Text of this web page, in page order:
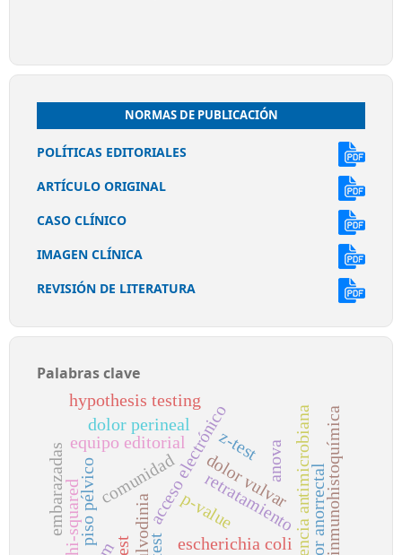
NORMAS DE PUBLICACIÓN
POLÍTICAS EDITORIALES
ARTÍCULO ORIGINAL
CASO CLÍNICO
IMAGEN CLÍNICA
REVISIÓN DE LITERATURA
Palabras clave
equipo editorialacceso electrónico
comunidad
escherichia coli resistencia antimicrobiana
dolor perineal
vulvodinia
dolor vulvar
piso pélvico dolor anorrectal
retratamiento
hypothesis testing
p-value
z-test anova
chi-squared inmunohistoquímica
embarazadas